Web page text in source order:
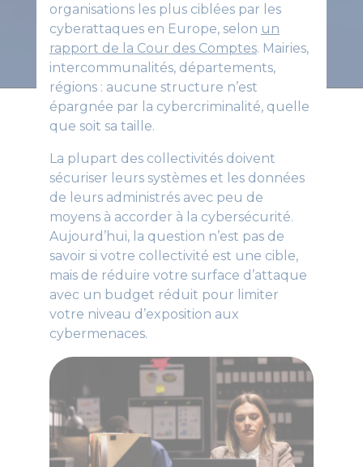
organisations les plus ciblées par les
cyberattaques en Europe, selon un
rapport de la Cour des Comptes. Mairies,
intercommunalités, départements,
régions : aucune structure n’est
épargnée par la cybercriminalité, quelle
que soit sa taille.
La plupart des collectivités doivent
sécuriser leurs systèmes et les données
de leurs administrés avec peu de
moyens à accorder à la cybersécurité.
Aujourd’hui, la question n’est pas de
savoir si votre collectivité est une cible,
mais de réduire votre surface d’attaque
avec un budget réduit pour limiter
votre niveau d’exposition aux
cybermenaces.